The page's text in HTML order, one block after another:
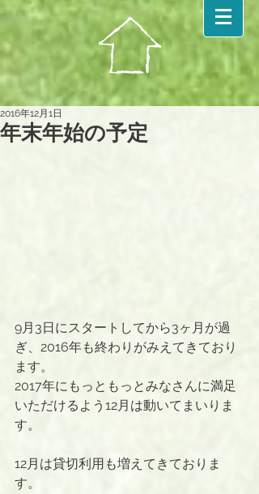
年末年始の予定
2016年12月1日
9月3日にスタートしてから3ヶ月が過
ぎ、2016年も終わりがみえてきており
ます。
2017年にもっともっとみなさんに満足
いただけるよう12月は動いてまいりま
す。
12月は貸切利用も増えてきておりま
す。